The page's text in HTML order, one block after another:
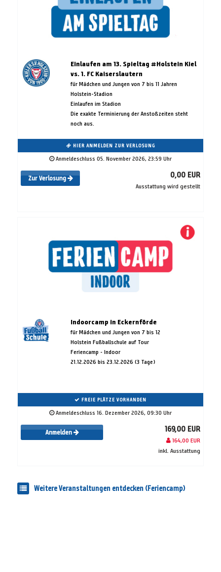
Einlaufen am 13. Spieltag #Holstein Kiel
vs. 1. FC Kaiserslautern
für Mädchen und Jungen von 7 bis 11 Jahren
Holstein-Stadion
Einlaufen im Stadion
Die exakte Terminierung der Anstoßzeiten steht
noch aus.
HIER ANMELDEN ZUR VERLOSUNG
Anmeldeschluss 05. November 2026, 23:59 Uhr
Zur Verlosung 0,00 EUR
Ausstattung wird gestellt
Indoorcamp in Eckernförde
für Mädchen und Jungen von 7 bis 12
Holstein Fußballschule auf Tour
Feriencamp - Indoor
21.12.2026 bis 23.12.2026 (3 Tage)
FREIE PLÄTZE VORHANDEN
Anmeldeschluss 16. Dezember 2026, 09:30 Uhr
Anmelden 169,00 EUR
164,00 EUR
inkl. Ausstattung
Weitere Veranstaltungen entdecken (Feriencamp)